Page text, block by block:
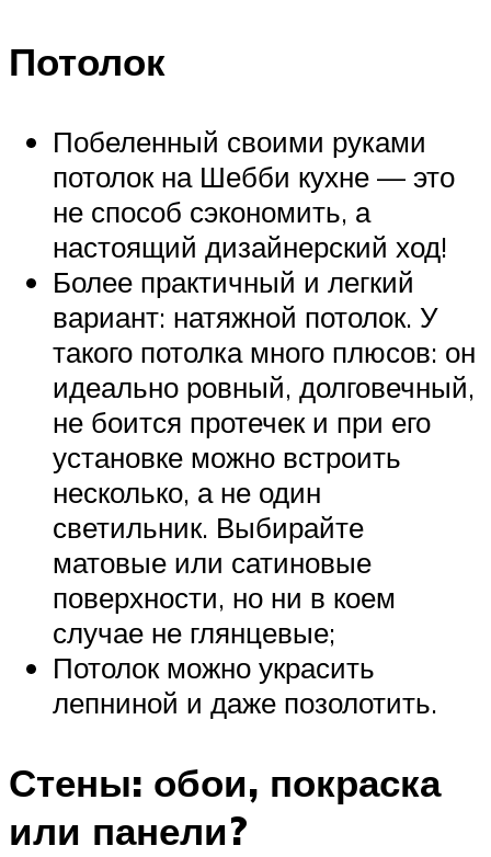
Потолок
Побеленный своими руками
потолок на Шебби кухне — это
не способ сэкономить, а
настоящий дизайнерский ход!
Более практичный и легкий
вариант: натяжной потолок. У
такого потолка много плюсов: он
идеально ровный, долговечный,
не боится протечек и при его
установке можно встроить
несколько, а не один
светильник. Выбирайте
матовые или сатиновые
поверхности, но ни в коем
случае не глянцевые;
Потолок можно украсить
лепниной и даже позолотить.
Стены: обои, покраска
или панели?